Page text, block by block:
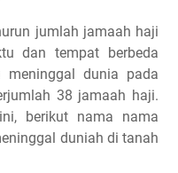
jumlah jamaah haji
dan tempat berbeda
dunia pada
38 jamaah haji.
berikut nama nama
duniah di tanah